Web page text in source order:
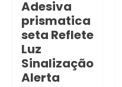
Adesiva
prismatica
seta Reflete
Luz
Sinalização
Alerta